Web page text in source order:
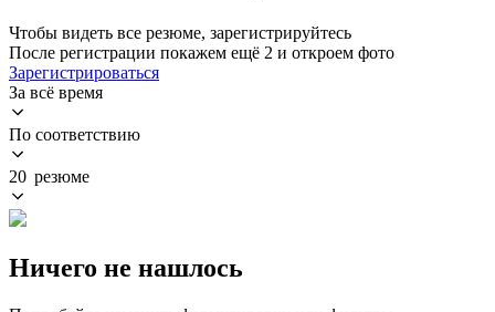
Чтобы видеть все резюме, зарегистрируйтесь
После регистрации покажем ещё 2 и откроем фото
Зарегистрироваться
За всё время
По соответствию
20 резюме
Ничего не нашлось